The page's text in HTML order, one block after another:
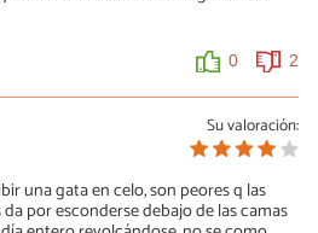
0 2
Su valoración:
una gata en celo, son peores q las
por esconderse debajo de las camas